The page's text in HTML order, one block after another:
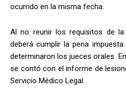
ocurrido en la misma fecha.
Al no reunir los requisitos de la
deberá cumplir la pena
determinaron los jueces orales.
se contó con el informe de
Servicio Médico Legal.